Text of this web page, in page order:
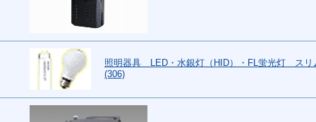
照明器具 LED・水銀灯（HID）・FL蛍光灯 スリ
(306)